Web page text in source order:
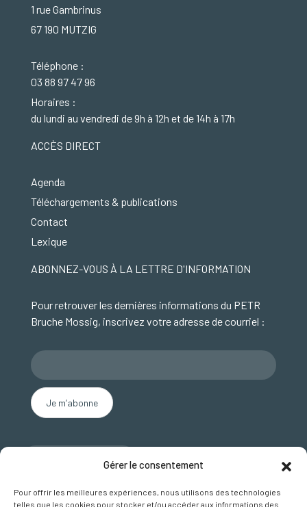
Gérer le consentement
Pour offrir les meilleures expériences, nous utilisons des technologies
telles que les cookies pour stocker et/ou accéder aux informations des
1 rue Gambrinus
67 190 MUTZIG
Téléphone :
03 88 97 47 96
Horaires :
du lundi au vendredi de 9h à 12h et de 14h à 17h
ACCÈS DIRECT
Agenda
Téléchargements & publications
Contact
Lexique
ABONNEZ-VOUS À LA LETTRE D'INFORMATION
Pour retrouver les dernières informations du PETR
Bruche Mossig, inscrivez votre adresse de courriel :
Nous contacter
SUIVEZ NOUS SUR FACEBOOK